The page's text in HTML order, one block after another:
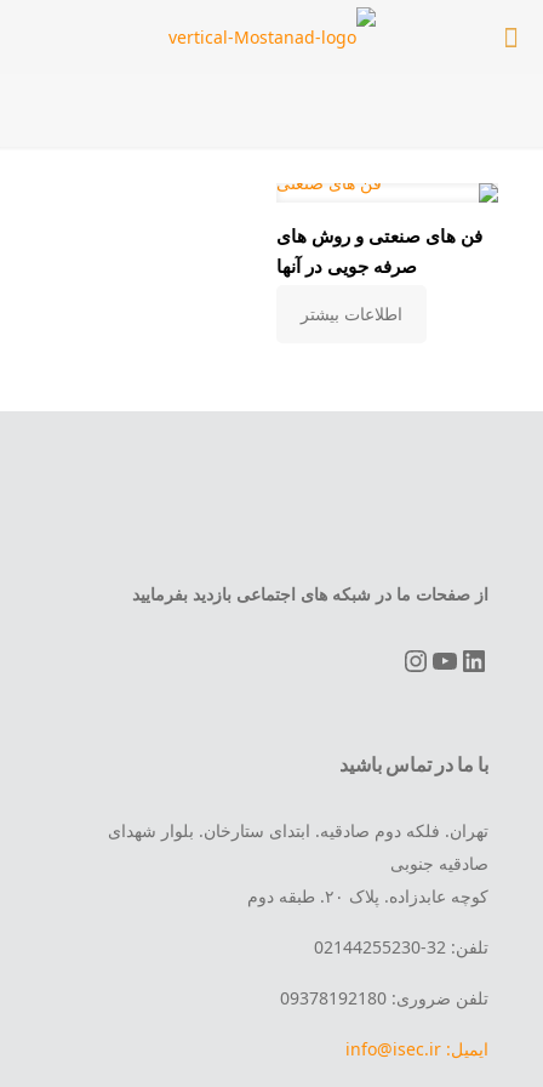
فن های صنعتی و روش های
صرفه جویی در آنها
اطلاعات بیشتر
از صفحات ما در شبکه های اجتماعی بازدید بفرمایید
LinkedIn
YouTube
Instagram
با ما در تماس باشید
تهران. فلکه دوم صادقیه. ابتدای ستارخان. بلوار شهدای
صادقیه جنوبی
کوچه عابدزاده. پلاک ۲۰. طبقه دوم
تلفن: 32-02144255230
تلفن ضروری: 09378192180
ایمیل: info@isec.ir